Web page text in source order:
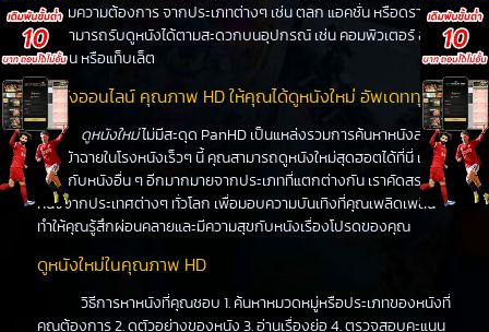
ได้ตามความต้องการ จากประเภทต่างๆ เช่น ตลก แอคชั่น หรือดราม่า
คุณสามารถรับดูหนังได้ตามสะดวกบนอุปกรณ์ เช่น คอมพิวเตอร์ สมา
ร์ทโฟน หรือแท็บเล็ต
ดูหนังออนไลน์ คุณภาพ HD ให้คุณได้ดูหนังใหม่ อัพเดททุกวัน
ดูหนังใหม่ไม่มีสะดุด PanHD เป็นแหล่งรวมการค้นหาหนังล่าสุด
ที่จะเข้าฉายในโรงหนังเร็วๆ นี้ คุณสามารถดูหนังใหม่สุดฮอตได้ที่นี่ เช่น
เดียวกับหนังอื่น ๆ อีกมากมายจากประเภทที่แตกต่างกัน เราคัดสรร
หนังจากประเทศต่างๆ ทั่วโลก เพื่อมอบความบันเทิงที่คุณเพลิดเพลิน
ทำให้คุณรู้สึกผ่อนคลายและมีความสุขกับหนังเรื่องโปรดของคุณ
ดูหนังใหม่ในคุณภาพ HD
วิธีการหาหนังที่คุณชอบ 1. ค้นหาหมวดหมู่หรือประเภทของหนังที่
คุณต้องการ 2. ดูตัวอย่างของหนัง 3. อ่านเรื่องย่อ 4. ตรวจสอบคะแนน